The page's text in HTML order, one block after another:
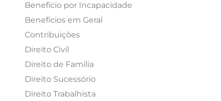
Benefício por Incapacidade
Benefícios em Geral
Contribuições
Direito Civíl
Direito de Família
Direito Sucessório
Direito Trabalhista